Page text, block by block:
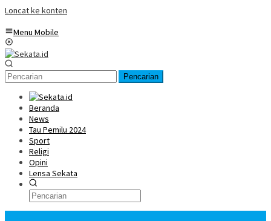
Loncat ke konten
Menu Mobile
Pencarian
Beranda
News
Tau Pemilu 2024
Sport
Religi
Opini
Lensa Sekata